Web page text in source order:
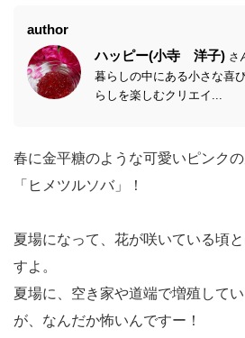
author
ハッピー(小寺 洋子) さ
暮らしの中にある小さな喜
らしを楽しむクリエイ...
春に金平糖のような可愛いピンク
「ヒメツルソバ」！
夏場になって、花が咲いている頃
すよ。
夏場に、空き家や道端で増殖してい
が、なんだか怖いんですー！